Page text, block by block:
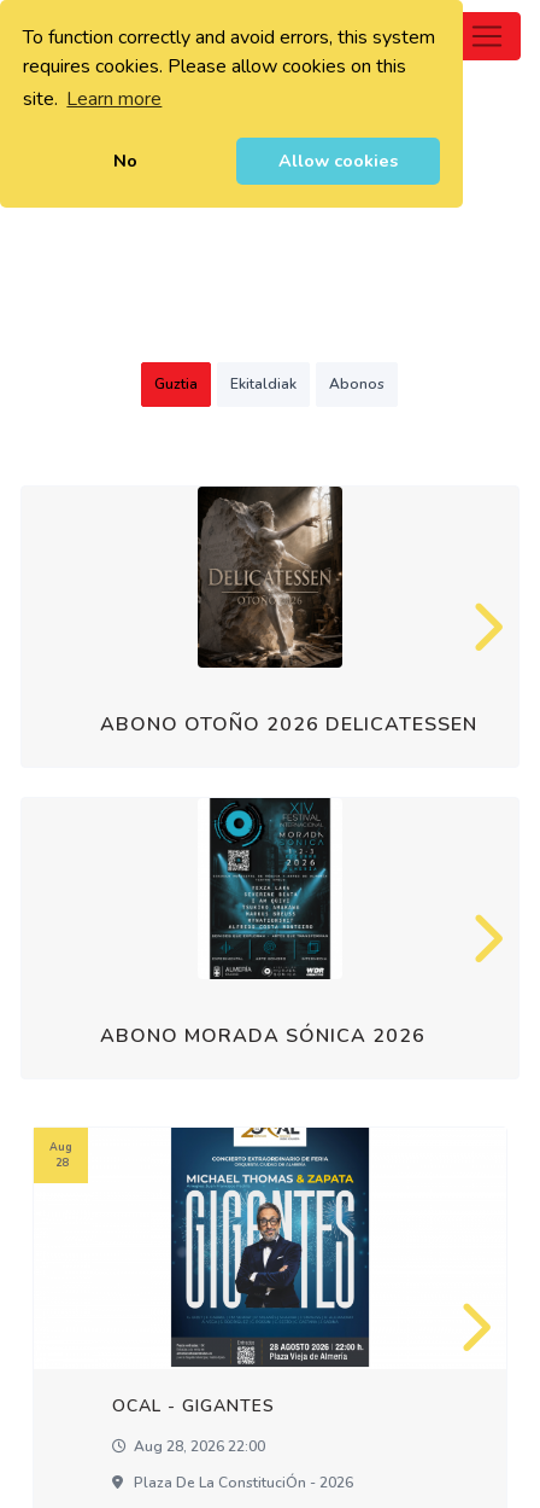
To function correctly and avoid errors, this system
requires cookies. Please allow cookies on this
site. Learn more
No Allow cookies
0
Guztia Ekitaldiak Abonos
ABONO OTOÑO 2026 DELICATESSEN
ABONO MORADA SÓNICA 2026
OCAL - GIGANTES
Aug 28, 2026 22:00
Plaza De La ConstituciÓn - 2026
Aug
28